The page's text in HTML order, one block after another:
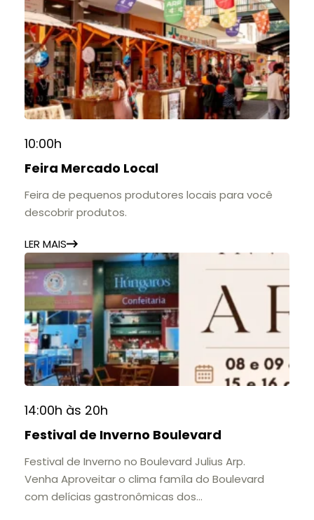
10:00h
Feira Mercado Local
Feira de pequenos produtores locais para você
descobrir produtos.
LER MAIS
14:00h às 20h
Festival de Inverno Boulevard
Festival de Inverno no Boulevard Julius Arp.
Venha Aproveitar o clima famíla do Boulevard
com delícias gastronômicas dos